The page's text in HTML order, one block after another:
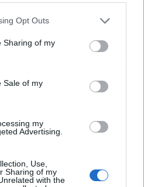
Opt Outs
Sharing of my
Sale of my
my
Advertising.
Use,
Sharing of my
with the
personalizable
desde una unidad que
ser suficiente para la
competencia. A veces,
ha dado paso a la
pasa por hacerlo
destinatario. Y de eso
garantizando
perfectos para